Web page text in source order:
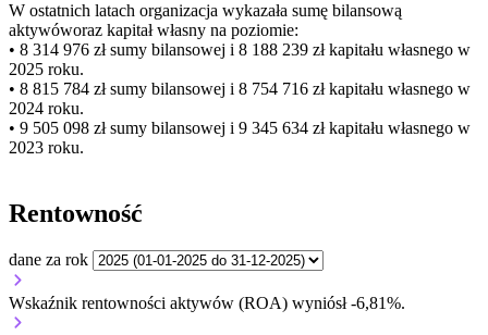
W ostatnich latach organizacja wykazała sumę bilansową
aktywóworaz kapitał własny na poziomie:
• 8 314 976 złsumy bilansowej i 8 188 239 zł kapitału własnego w
2025 roku.
• 8 815 784 złsumy bilansowej i 8 754 716 zł kapitału własnego w
2024 roku.
• 9 505 098 złsumy bilansowej i 9 345 634 zł kapitału własnego w
2023 roku.
Rentowność
dane za rok
Wskaźnik rentowności aktywów (ROA) wyniósł -6,81%.